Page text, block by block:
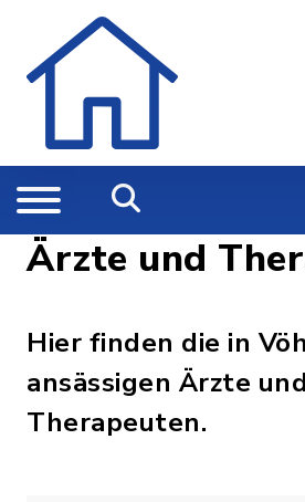
Ärzte und
Hier finden die in
ansässigen Ärzte und
Therapeuten.